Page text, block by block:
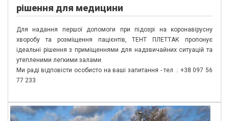
рішення для медицини
Для надання першої допомоги при підозрі на коронавірусну
хворобу та розміщення пацієнтів, ТЕНТ ПЛЕТТАК пропонує
ідеальні рішення з приміщеннями для надзвичайних ситуацій та
утепленими легкими залами.
Ми раді відповісти особисто на ваші запитання - тел .: +38 097 56
77 233